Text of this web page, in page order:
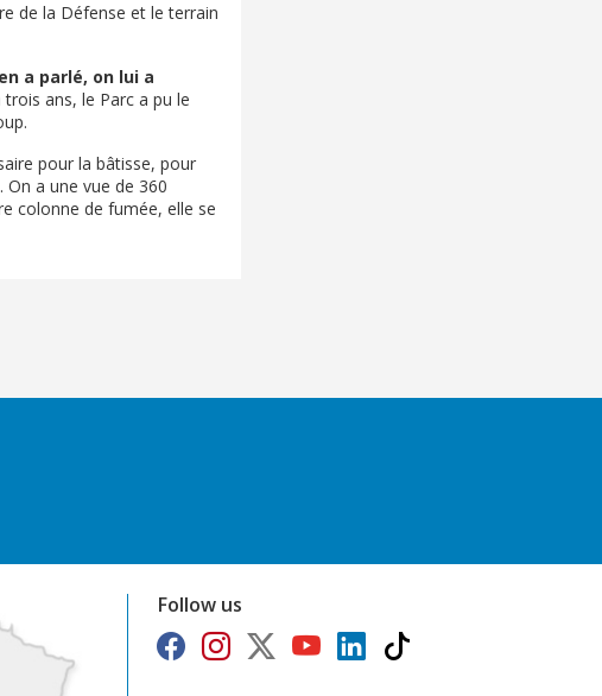
de la Défense et le terrain
a parlé, on lui a
trois ans, le Parc a pu le
pour la bâtisse, pour
a une vue de 360
colonne de fumée, elle se
Follow us